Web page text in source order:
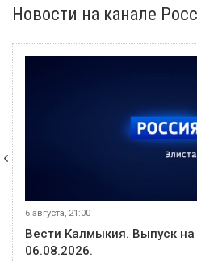
Новости на канале
6 августа, 21:00
Вести Калмыкия. Выпуск
06.08.2026.